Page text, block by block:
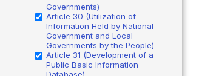
Governments)
Article 30 (Utilization of
Information Held by National
Government and Local
Governments by the People)
Article 31 (Development of a
Public Basic Information